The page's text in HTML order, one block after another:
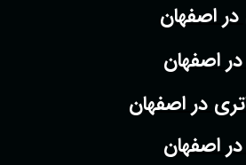
در اصفهان
در اصفهان
در اصفهان
در اصفهان